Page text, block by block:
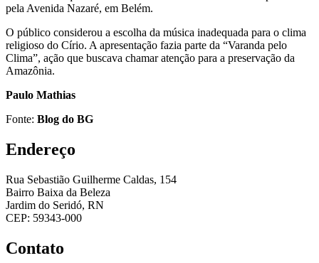
pela Avenida Nazaré, em Belém.
O público considerou a escolha da música inadequada para o clima
religioso do Círio. A apresentação fazia parte da “Varanda pelo
Clima”, ação que buscava chamar atenção para a preservação da
Amazônia.
Paulo Mathias
Fonte: Blog do BG
Endereço
Rua Sebastião Guilherme Caldas, 154
Bairro Baixa da Beleza
Jardim do Seridó, RN
CEP: 59343-000
Contato